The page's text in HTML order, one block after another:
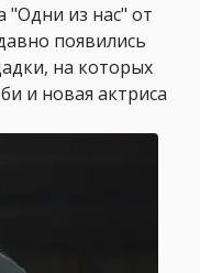
"Одни из нас" от
появились
на которых
и новая актриса